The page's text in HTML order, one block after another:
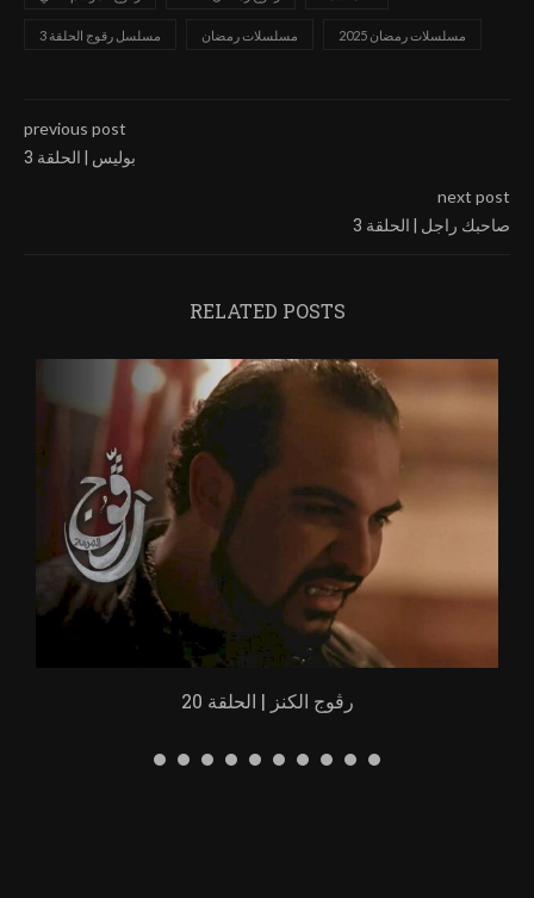
مسلسل رقوج الحلقة 3 مسلسلات رمضان مسلسلات رمضان 2025
previous post
بوليس | الحلقة 3
next post
صاحبك راجل | الحلقة 3
RELATED POSTS
رڨوج الكنز | الحلقة 20